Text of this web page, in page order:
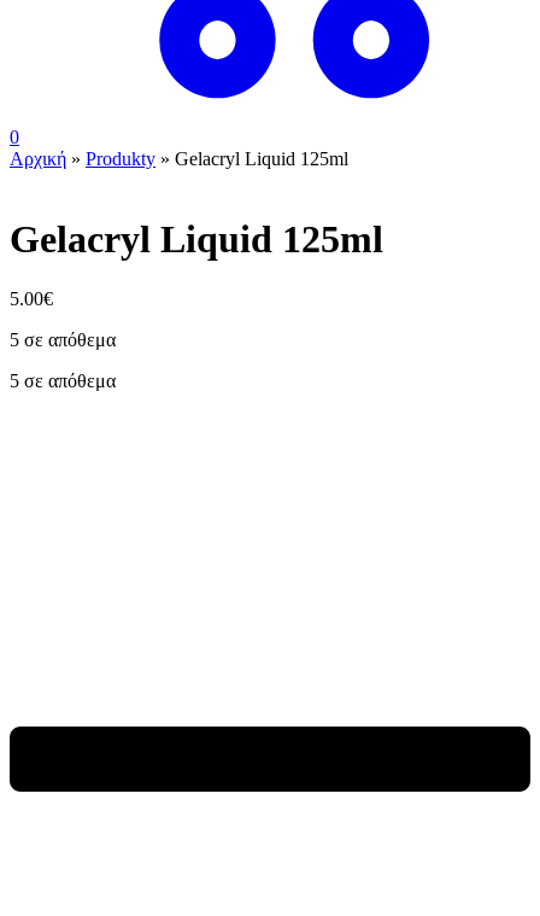
0
Αρχική » Produkty » Gelacryl Liquid 125ml
Gelacryl Liquid 125ml
5.00€
5 σε απόθεμα
5 σε απόθεμα